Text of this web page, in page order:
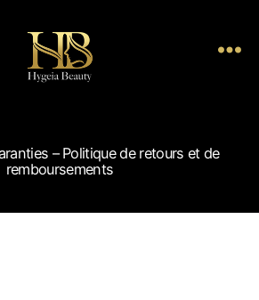
– Politique de retours et de
remboursements